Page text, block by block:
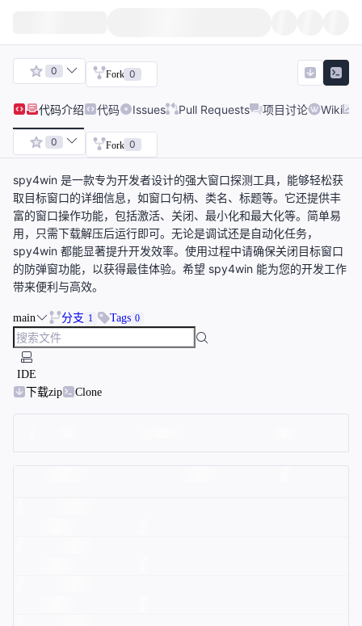
0 Fork 0
代码介绍 代码 Issues Pull Requests 项目讨论 Wiki
0 Fork 0
spy4win 是一款专为开发者设计的强大窗口探测工具，能够轻松获
取目标窗口的详细信息，如窗口句柄、类名、标题等。它还提供丰
富的窗口操作功能，包括激活、关闭、最小化和最大化等。简单易
用，只需下载解压后运行即可。无论是调试还是自动化任务，
spy4win 都能显著提升开发效率。使用过程中请确保关闭目标窗口
的防弹窗功能，以获得最佳体验。希望 spy4win 能为您的开发工作
带来便利与高效。
main 分支 1 Tags 0
IDE
下载zip
Clone